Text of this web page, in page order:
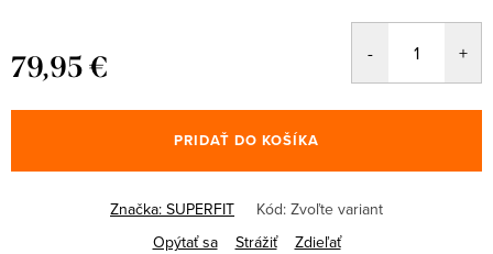
79,95 €
cena:
PRIDAŤ DO KOŠÍKA
Značka: SUPERFIT Kód: Zvoľte variant
Opýtať sa
Strážiť Zdieľať